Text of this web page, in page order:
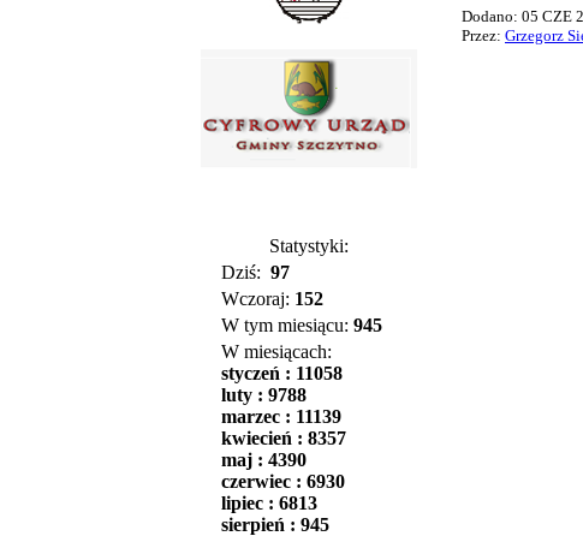
Statystyki:
Dziś: 97
Wczoraj: 152
W tym miesiącu: 945
W miesiącach:
styczeń : 11058
luty : 9788
marzec : 11139
kwiecień : 8357
maj : 4390
czerwiec : 6930
lipiec : 6813
sierpień : 945
Dodano: 05 CZE
Przez: Grzegorz